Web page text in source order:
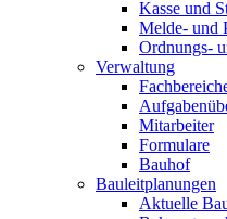
Kasse und
Melde- und
Ordnungs-
Verwaltung
Mitarbeiter
Formulare
Bauhof
Bauleitplanungen
Aktuelle